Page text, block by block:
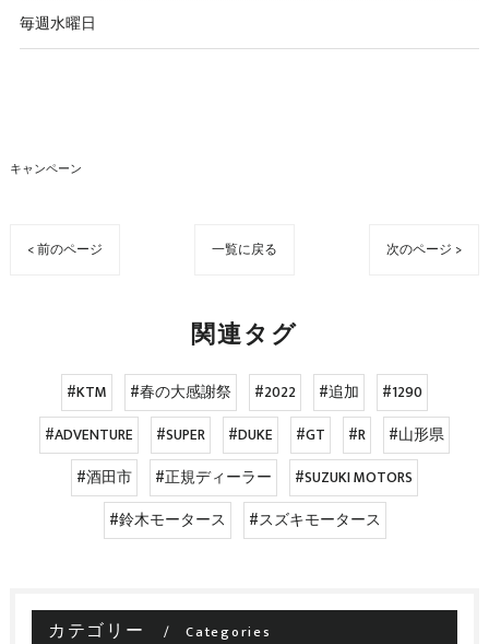
毎週水曜日
キャンペーン
< 前のページ 一覧に戻る 次のページ >
関連タグ
#KTM #春の大感謝祭 #2022 #追加
#1290
#ADVENTURE
#SUPER #DUKE #GT #R
#山形県
#酒田市
#正規ディーラー
#SUZUKI MOTORS
#鈴木モータース
#スズキモータース
カテゴリー Categories